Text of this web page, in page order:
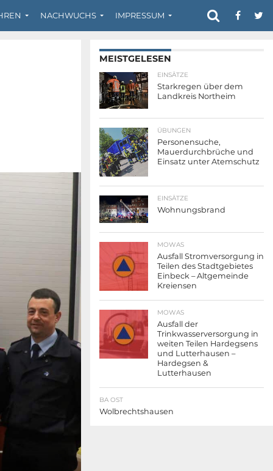
NACHWUCHS IMPRESSUM
MEISTGELESEN
EINSÄTZE
Starkregen über dem
Landkreis Northeim
ÜBUNGEN
Personensuche,
Mauerdurchbrüche und
Einsatz unter Atemschutz
EINSÄTZE
Wohnungsbrand
MOWAS
Ausfall Stromversorgung in
Teilen des Stadtgebietes
Einbeck – Altgemeinde
Kreiensen
MOWAS
Ausfall der
Trinkwasserversorgung in
weiten Teilen Hardegsens
und Lutterhausen –
Hardegsen &
Lutterhausen
BA OST
Wolbrechtshausen